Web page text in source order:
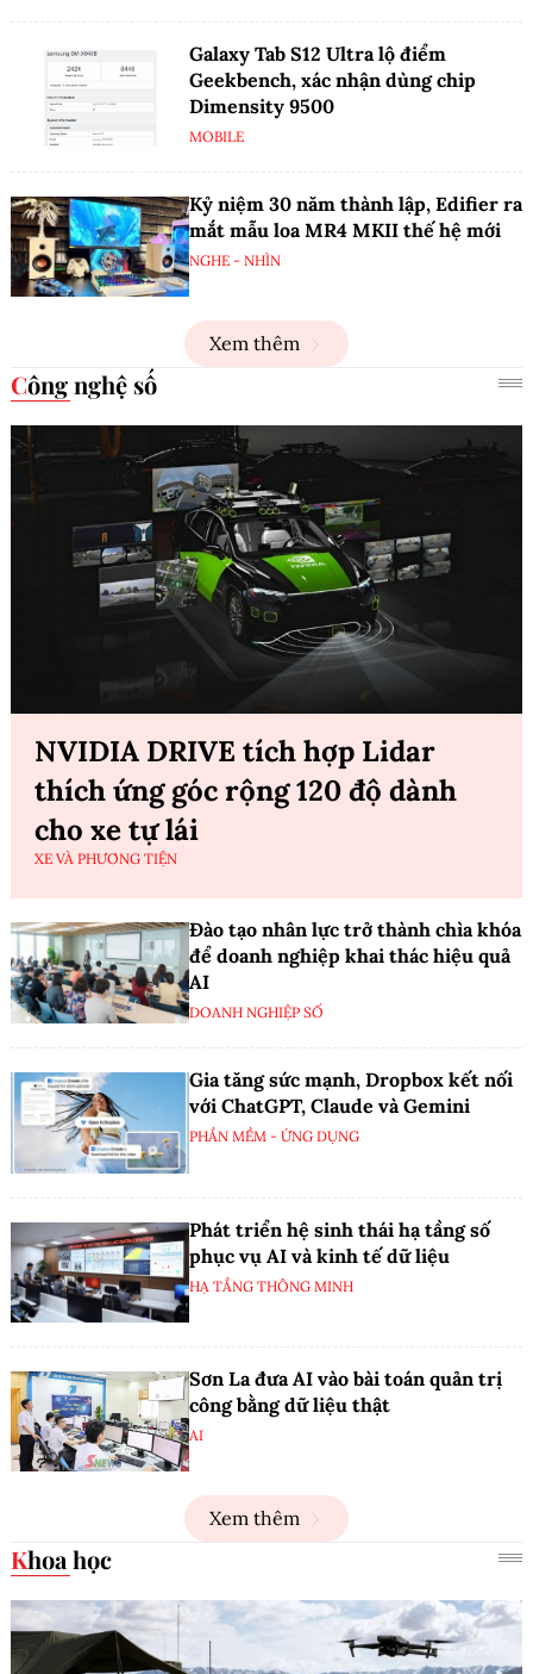
Galaxy Tab S12 Ultra lộ điểm
Geekbench, xác nhận dùng chip
Dimensity 9500
MOBILE
Kỷ niệm 30 năm thành lập, Edifier ra
mắt mẫu loa MR4 MKII thế hệ mới
NGHE - NHÌN
Xem thêm
Công nghệ số
NVIDIA DRIVE tích hợp Lidar
thích ứng góc rộng 120 độ dành
cho xe tự lái
XE VÀ PHƯƠNG TIỆN
Đào tạo nhân lực trở thành chìa khóa
để doanh nghiệp khai thác hiệu quả
AI
DOANH NGHIỆP SỐ
Gia tăng sức mạnh, Dropbox kết nối
với ChatGPT, Claude và Gemini
PHẦN MỀM - ỨNG DỤNG
Phát triển hệ sinh thái hạ tầng số
phục vụ AI và kinh tế dữ liệu
HẠ TẦNG THÔNG MINH
Sơn La đưa AI vào bài toán quản trị
công bằng dữ liệu thật
AI
Xem thêm
Khoa học